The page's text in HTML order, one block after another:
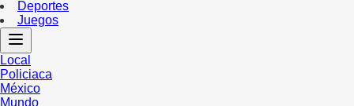
Deportes
Juegos
Local
Policiaca
México
Mundo